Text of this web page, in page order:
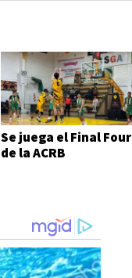
Se juega el Final Four
de la ACRB